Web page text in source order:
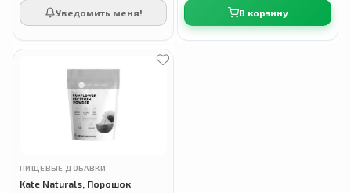
Уведомить меня! В корзину
ПИЩЕВЫЕ ДОБАВКИ
Kate Naturals, Порошок